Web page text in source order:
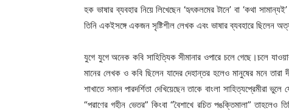
হক ভাষার ব্যবহার নিয়ে লিখেছেন ‘হৃৎকলমের টানে’ বা ‘কথা
তিনি একইসঙ্গে একজন সৃষ্টিশীল লেখক এবং ভাষার ব্যবহারে ছিলেন
যুগে যুগে অনেক কবি সাহিত্যিক সীমানার ওপারে চলে গেছে।চলে
মানের লেখক ও কবি ছিলেন যাদের দেহান্তর হলেও মানুষের মনে
শাখাতে সমান পারদর্শিতা দেখিয়েছেন তাকে বাংলা সাহিত্যপ্রেমীরা
“পরাণের গহীন ভেতর” কিংবা “বৈশাখে রচিত পঙক্তিমালা” তাহলেও